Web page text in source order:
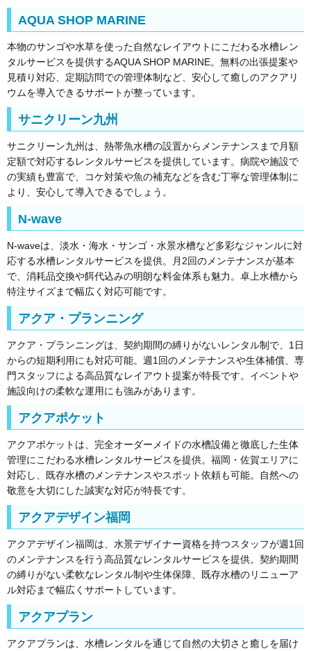
AQUA SHOP MARINE
本物のサンゴや水草を使った自然なレイアウトにこだわる水槽レン
タルサービスを提供するAQUA SHOP MARINE。無料の出張提案や
見積り対応、定期訪問での管理体制など、安心して癒しのアクアリ
ウムを導入できるサポートが整っています。
サニクリーン九州
サニクリーン九州は、熱帯魚水槽の設置からメンテナンスまで月額
定額で対応するレンタルサービスを提供しています。病院や施設で
の実績も豊富で、コケ対策や魚の補充などを含む丁寧な管理体制に
より、安心して導入できるでしょう。
N-wave
N-waveは、淡水・海水・サンゴ・水景水槽など多彩なジャンルに対
応する水槽レンタルサービスを提供。月2回のメンテナンスが基本
で、消耗品交換や餌代込みの明朗な料金体系も魅力。卓上水槽から
特注サイズまで幅広く対応可能です。
アクア・プランニング
アクア・プランニングは、契約期間の縛りがないレンタル制で、1日
からの短期利用にも対応可能。週1回のメンテナンスや生体補償、専
門スタッフによる高品質なレイアウト提案が特長です。イベントや
施設向けの柔軟な運用にも強みがあります。
アクアポケット
アクアポケットは、完全オーダーメイドの水槽設備と徹底した生体
管理にこだわる水槽レンタルサービスを提供。福岡・佐賀エリアに
対応し、既存水槽のメンテナンスやスポット依頼も可能。自然への
敬意を大切にした誠実な対応が特長です。
アクアデザイン福岡
アクアデザイン福岡は、水景デザイナー資格を持つスタッフが週1回
のメンテナンスを行う高品質なレンタルサービスを提供。契約期間
の縛りがない柔軟なレンタル制や生体保障、既存水槽のリニューア
ル対応まで幅広くサポートしています。
アクアプラン
アクアプランは、水槽レンタルを通じて自然の大切さと癒しを届け